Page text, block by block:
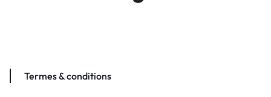
Termes & conditions